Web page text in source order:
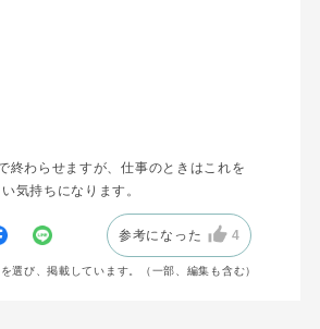
終わらせますが、仕事のときはこれを
気持ちになります。
参考になった 4
選び、掲載しています。（一部、編集も含む）